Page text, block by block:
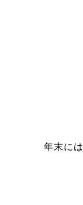
年末には